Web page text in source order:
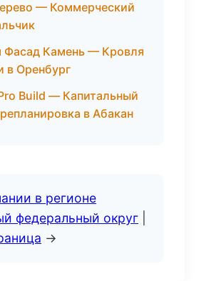
— Коммерческий
Фасад Камень — Кровля
в Оренбург
Build — Капитальный
в Абакан
в регионе
федеральный округ
→